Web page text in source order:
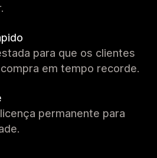
para que os clientes
em tempo recorde.
permanente para